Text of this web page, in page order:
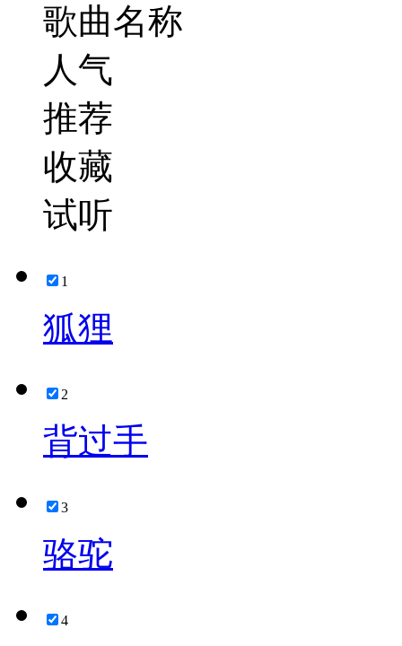
歌曲名称
人气
推荐
收藏
试听
1
狐狸
2
背过手
3
骆驼
4